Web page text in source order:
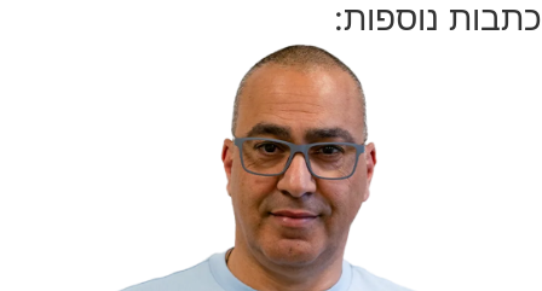
כתבות נוספות: